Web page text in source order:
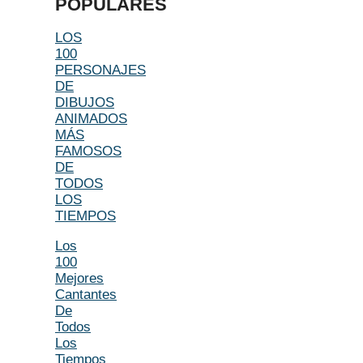
POPULARES
LOS
100
PERSONAJES
DE
DIBUJOS
ANIMADOS
MÁS
FAMOSOS
DE
TODOS
LOS
TIEMPOS
Los
100
Mejores
Cantantes
De
Todos
Los
Tiempos